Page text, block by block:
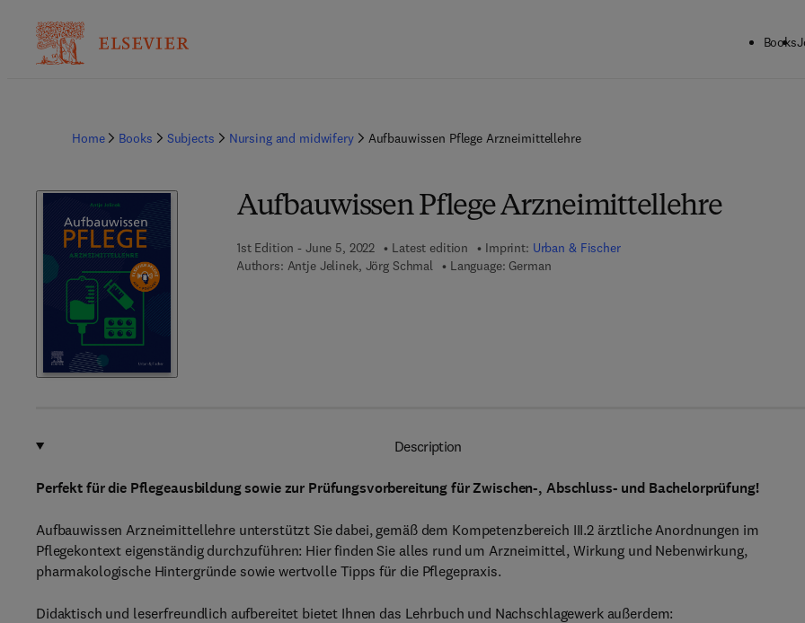
Books
Home Books Subjects Nursing and midwifery Aufbauwissen Pflege Arzneimittellehre
Aufbauwissen Pflege Arzneimittellehre
1st Edition - June 5, 2022 Latest edition Imprint: Urban & Fischer
Authors: Antje Jelinek, Jörg Schmal Language: German
Description
Perfekt für die Pflegeausbildung sowie zur Prüfungsvorbereitung für Zwischen-, Abschluss- und Bachelorprüfung!
Aufbauwissen Arzneimittellehre unterstützt Sie dabei, gemäß dem Kompetenzbereich III.2 ärztliche Anordnungen im
Pflegekontext eigenständig durchzuführen: Hier finden Sie alles rund um Arzneimittel, Wirkung und Nebenwirkung,
pharmakologische Hintergründe sowie wertvolle Tipps für die Pflegepraxis.
Didaktisch und leserfreundlich aufbereitet bietet Ihnen das Lehrbuch und Nachschlagewerk außerdem: